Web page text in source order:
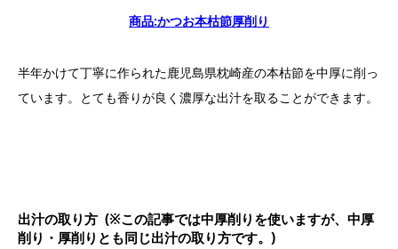
商品:かつお本枯節厚削り
半年かけて丁寧に作られた鹿児島県枕崎産の本枯節を中厚に削っ
ています。とても香りが良く濃厚な出汁を取ることができます。
出汁の取り方 (※この記事では中厚削りを使いますが、中厚
削り・厚削りとも同じ出汁の取り方です。)